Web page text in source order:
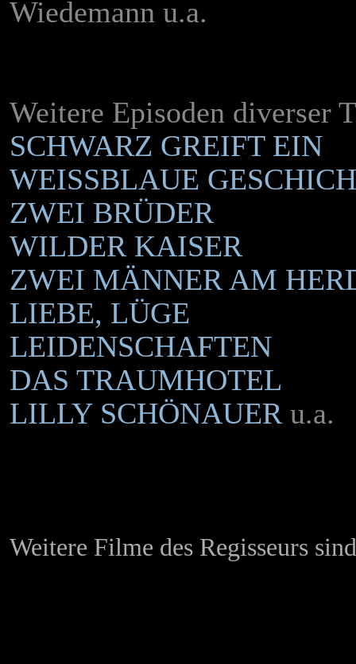
Wiedemann u.a.
Weitere Episoden diverser
SCHWARZ GREIFT EIN
WEISSBLAUE
ZWEI BRÜDER
WILDER KAISER
ZWEI MÄNNER AM
LIEBE, LÜGE
LEIDENSCHAFTEN
DAS TRAUMHOTEL
LILLY SCHÖNAUER u.a.
Weitere Filme des Regisseurs